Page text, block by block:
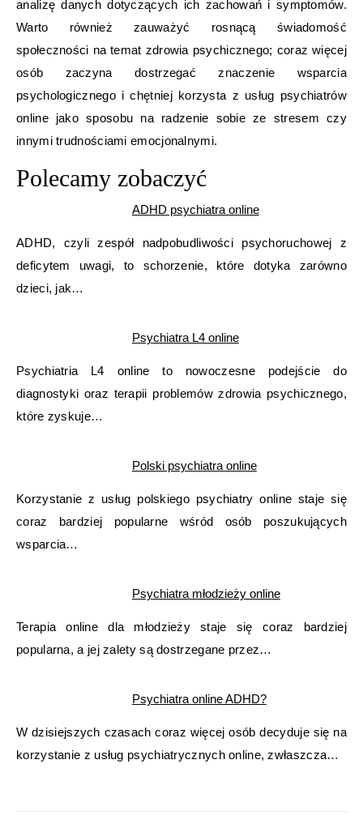
analizę danych dotyczących ich zachowań i symptomów.
Warto również zauważyć rosnącą świadomość
społeczności na temat zdrowia psychicznego; coraz więcej
osób zaczyna dostrzegać znaczenie wsparcia
psychologicznego i chętniej korzysta z usług psychiatrów
online jako sposobu na radzenie sobie ze stresem czy
innymi trudnościami emocjonalnymi.
Polecamy zobaczyć
ADHD psychiatra online
ADHD, czyli zespół nadpobudliwości psychoruchowej z
deficytem uwagi, to schorzenie, które dotyka zarówno
dzieci, jak…
Psychiatra L4 online
Psychiatria L4 online to nowoczesne podejście do
diagnostyki oraz terapii problemów zdrowia psychicznego,
które zyskuje…
Polski psychiatra online
Korzystanie z usług polskiego psychiatry online staje się
coraz bardziej popularne wśród osób poszukujących
wsparcia…
Psychiatra młodzieży online
Terapia online dla młodzieży staje się coraz bardziej
popularna, a jej zalety są dostrzegane przez…
Psychiatra online ADHD?
W dzisiejszych czasach coraz więcej osób decyduje się na
korzystanie z usług psychiatrycznych online, zwłaszcza…